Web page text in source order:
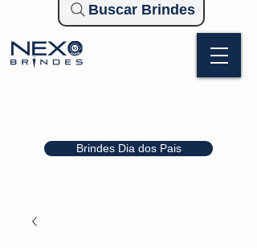
Brindes Dia dos Pais
Buscar Brindes